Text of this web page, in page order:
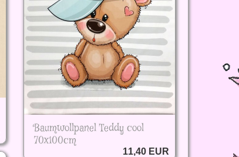
Baumwollpanel Teddy cool
70x100cm
11,40 EUR